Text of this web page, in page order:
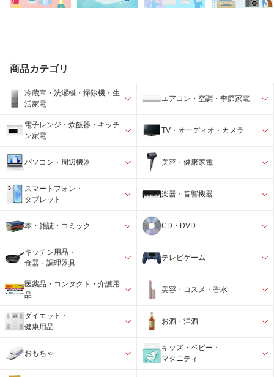
商品カテゴリ
冷蔵庫・洗濯機・掃除機・生
活家電
エアコン・空調・季節家電
電子レンジ・炊飯器・キッチ
ン家電
TV・オーディオ・カメラ
パソコン・周辺機器 美容・健康家電
スマートフォン・
タブレット
楽器・音響機器
本・雑誌・コミック CD・DVD
キッチン用品・
食器・調理器具
テレビゲーム
医薬品・コンタクト・介護用
品
美容・コスメ・香水
ダイエット・
健康用品
お酒・洋酒
おもちゃ
キッズ・ベビー・
マタニティ